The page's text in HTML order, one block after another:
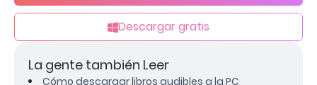
Descargar gratis
La gente también Leer
Cómo descargar libros audibles a la PC